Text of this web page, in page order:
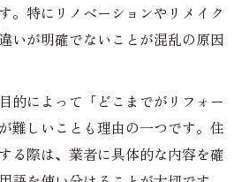
。特にリノベーションやリメイク
いが明確でないことが混乱の原因
的によって「どこまでがリフォー
難しいことも理由の一つです。住
る際は、業者に具体的な内容を確